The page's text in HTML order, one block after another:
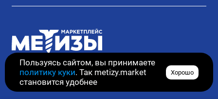
Пользуясь сайтом, вы принимаете
политику куки. Так metizy.market
становится удобнее
Хорошо
© 2020–2026. Все права защищены